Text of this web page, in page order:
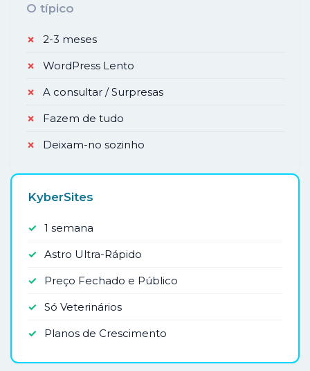
O típico
✗
2-3 meses
✗
WordPress Lento
✗
A consultar / Surpresas
✗
Fazem de tudo
✗
Deixam-no sozinho
KyberSites
✓
1 semana
✓
Astro Ultra-Rápido
✓
Preço Fechado e Público
✓
Só Veterinários
✓
Planos de Crescimento